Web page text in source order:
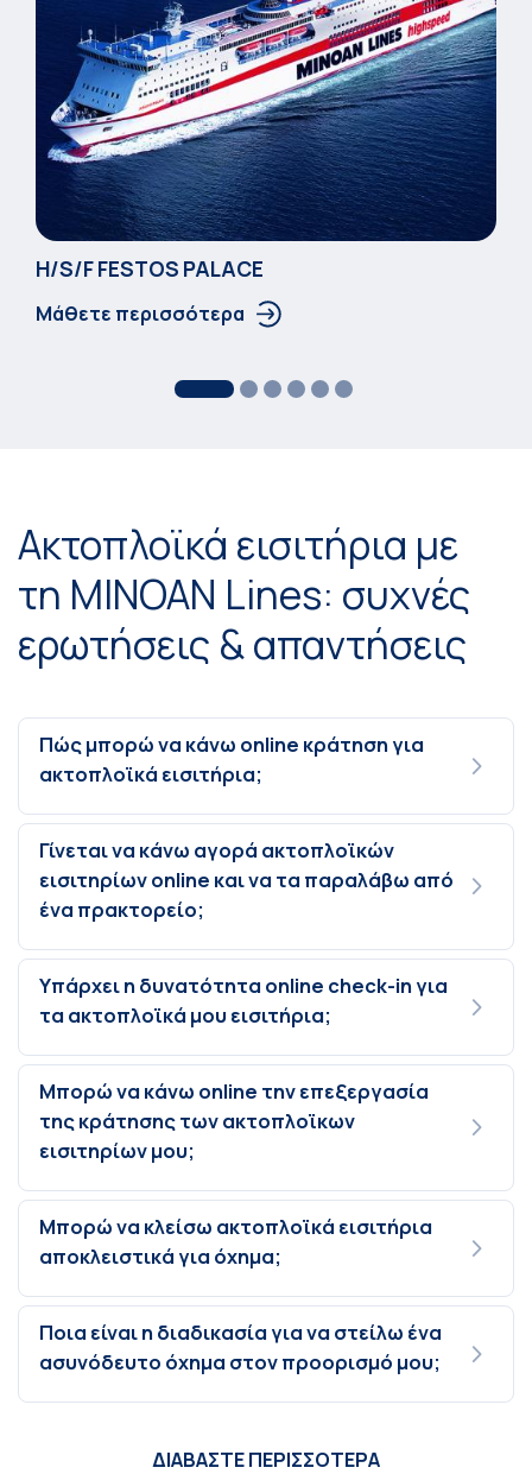
Η/S/F FESTOS PALACΕ
Μάθετε περισσότερα
Ακτοπλοϊκά εισιτήρια με
τη MINOAN Lines: συχνές
ερωτήσεις & απαντήσεις
Πώς μπορώ να κάνω online κράτηση για
ακτοπλοϊκά εισιτήρια;
Γίνεται να κάνω αγορά ακτοπλοϊκών
εισιτηρίων online και να τα παραλάβω από
ένα πρακτορείο;
Υπάρχει η δυνατότητα online check-in για
τα ακτοπλοϊκά μου εισιτήρια;
Μπορώ να κάνω online την επεξεργασία
της κράτησης των ακτοπλοϊκων
εισιτηρίων μου;
Μπορώ να κλείσω ακτοπλοϊκά εισιτήρια
αποκλειστικά για όχημα;
Ποια είναι η διαδικασία για να στείλω ένα
ασυνόδευτο όχημα στον προορισμό μου;
ΔΙΑΒΑΣΤΕ ΠΕΡΙΣΣΟΤΕΡΑ